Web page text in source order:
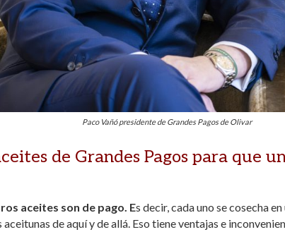
Paco Vañó presidente de Grandes Pagos de Olivar
de Grandes Pagos para que
aceites son de pago. Es decir, cada uno se cosecha
de aquí y de allá. Eso tiene ventajas e